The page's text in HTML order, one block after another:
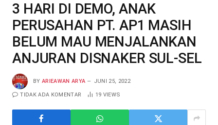
3 HARI DI DEMO, ANAK
PERUSAHAN PT. AP1 MASIH
BELUM MAU MENJALANKAN
ANJURAN DISNAKER SUL-SEL
BY ARIEAWAN ARYA JUNI 25, 2022
TIDAK ADA KOMENTAR 19 VIEWS